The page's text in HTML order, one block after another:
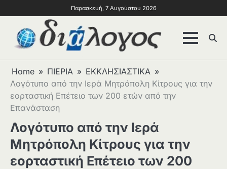
Παρασκευή, 7 Αυγούστου 2026
Home ΠΙΕΡΙΑ
ΕΚΚΛΗΣΙΑΣΤΙΚΑ
Λογότυπο από την Ιερά Μητρόπολη Κίτρους για την
εορταστική Επέτειο των 200 ετών από την
Επανάσταση
Λογότυπο από την Ιερά
Μητρόπολη Κίτρους για την
εορταστική Επέτειο των 200